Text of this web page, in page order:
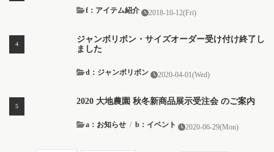
2018-10-12(Fri)
f：アイテム紹介
ジャンボリボン・サイズオーダー受け付け終了し
ました
2020-04-01(Wed)
d：ジャンボリボン
2020 大地農園 秋冬新商品展示受注会 のご案内
2020-06-29(Mon)
a：お知らせ / b：イベント